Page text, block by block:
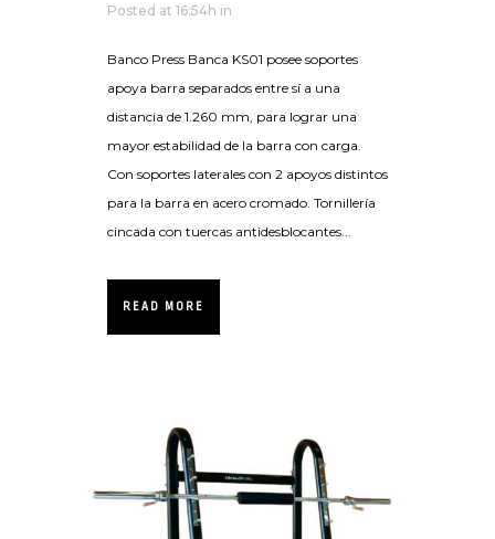
Posted at 16:54h in
Banco Press Banca KS01 posee soportes
apoya barra separados entre sí a una
distancia de 1.260 mm, para lograr una
mayor estabilidad de la barra con carga.
Con soportes laterales con 2 apoyos distintos
para la barra en acero cromado. Tornillería
cincada con tuercas antidesblocantes...
READ MORE